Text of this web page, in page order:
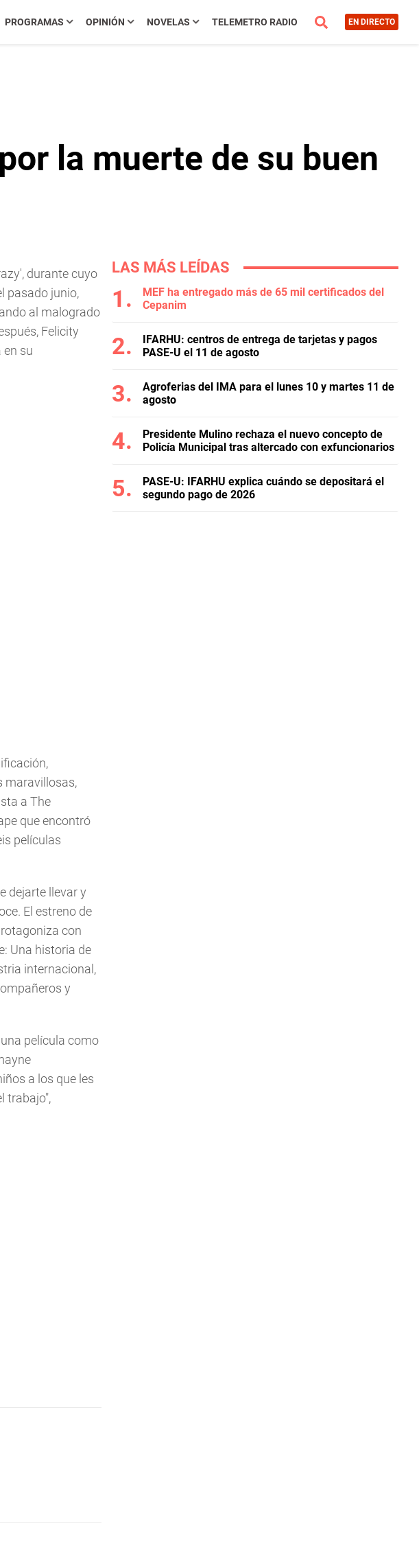
PROGRAMAS OPINIÓN NOVELAS TELEMETRO RADIO EN DIRECTO
la muerte de su buen
durante cuyo
pasado junio,
al malogrado
Felicity
su
maravillosas,
a The
que encontró
películas
dejarte llevar y
El estreno de
con
Una historia de
internacional,
y
película como
a los que les
trabajo",
LAS MÁS LEÍDAS
MEF ha entregado más de 65 mil certificados del
Cepanim
IFARHU: centros de entrega de tarjetas y pagos
PASE-U el 11 de agosto
Agroferias del IMA para el lunes 10 y martes 11 de
agosto
Presidente Mulino rechaza el nuevo concepto de
Policía Municipal tras altercado con exfuncionarios
PASE-U: IFARHU explica cuándo se depositará el
segundo pago de 2026